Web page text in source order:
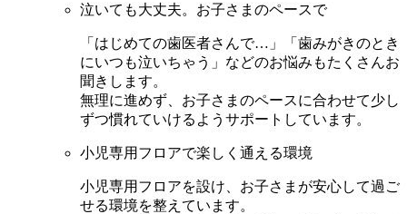
泣いても大丈夫。お子さまのペースで
「はじめての歯医者さんで…」「歯みがきのとき
にいつも泣いちゃう」などのお悩みもたくさんお
聞きします。
無理に進めず、お子さまのペースに合わせて少し
ずつ慣れていけるようサポートしています。
小児専用フロアで楽しく通える環境
小児専用フロアを設け、お子さまが安心して過ご
せる環境を整えています。